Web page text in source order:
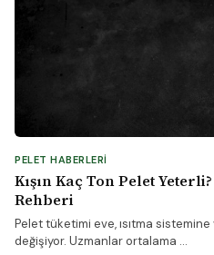
PELET HABERLERI
Kışın Kaç Ton Pelet
Rehberi
Pelet tüketimi eve, ısıtma sistemine
değişiyor. Uzmanlar ortalama ...